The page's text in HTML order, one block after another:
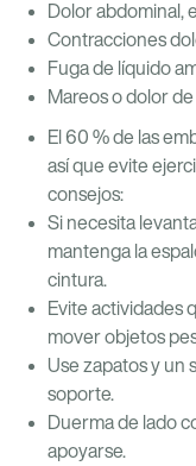
Dolor abdominal,
Contracciones
Fuga de líquido
Mareos o dolor
El 60 % de las
así que evite
consejos:
Si necesita
mantenga la
cintura.
Evite actividades
mover objetos
Use zapatos y un
soporte.
Duerma de lado
apoyarse.